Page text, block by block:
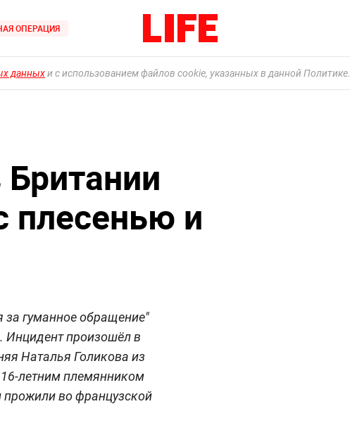
ОПЕРАЦИЯ
данныхи с использованием файлов cookie, указанных в данной Политике.
плесенью и
гуманное обращение"
Инцидент произошёл в
Наталья Голикова из
летним племянником
во французской